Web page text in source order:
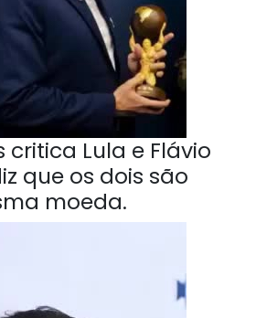
critica Lula e Flávio
que os dois são
moeda.